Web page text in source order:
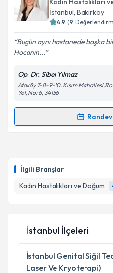
İlgili Branşlar
Kadın Hastalıkları ve Doğum
takvim hazırlandığında
Kişisel verilerimin
Metni'ni okudum ve
kapsamda
Takvim
Kadın Hastalıkları
İstanbul, Bakırköy
4.9 (9
Bugün aynı hastanede başka
Hocanın...
Op. Dr. Sibel Yılmaz
Ataköy 7-8-9-10. Kısım
Yol, No: 6, 34156
Randevu Takvimi
takvim hazırlandığında
Kişisel verilerimin
Metni
'ni okudum ve
kapsamda
İstanbul İlçeleri
İstanbul Genital Siğil
Laser Ve Kryoterapi)